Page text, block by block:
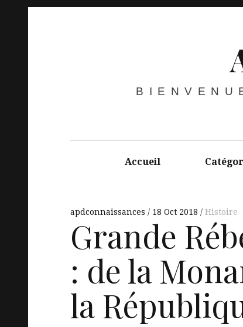
Accueil
apdconnaissances 18 Oct 2018 Histoire
Grande
: de la
la